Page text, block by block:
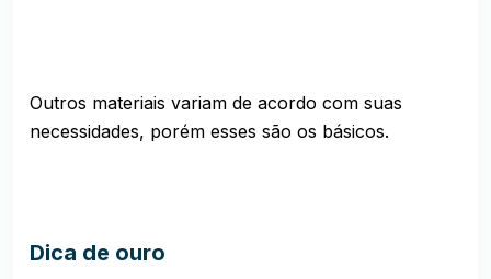
Outros materiais variam de acordo com suas
necessidades, porém esses são os básicos.
Dica de ouro